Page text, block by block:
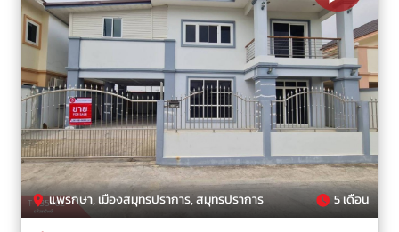
แพรกษา, เมืองสมุทรปราการ, สมุทรปราการ 5 เดือน